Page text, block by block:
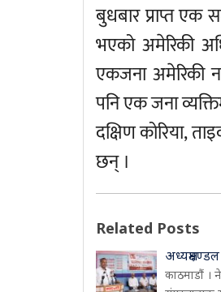
बुधबार प्राप्त एक
भएको अमेरिकी
एकजना अमेरिकी
पनि एक जना
दक्षिण कोरिया,
छन् ।
Related Posts
काठमाडौं ।